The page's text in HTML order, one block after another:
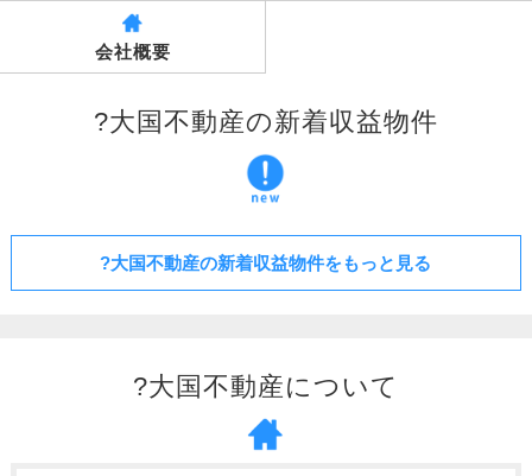
会社概要
?大国不動産の新着収益物件
?大国不動産の新着収益物件をもっと見る
?大国不動産について